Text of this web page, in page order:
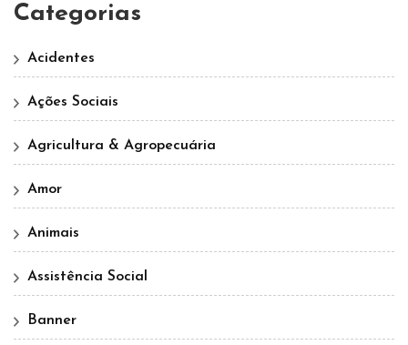
Categorias
Acidentes
Ações Sociais
Agricultura & Agropecuária
Amor
Animais
Assistência Social
Banner